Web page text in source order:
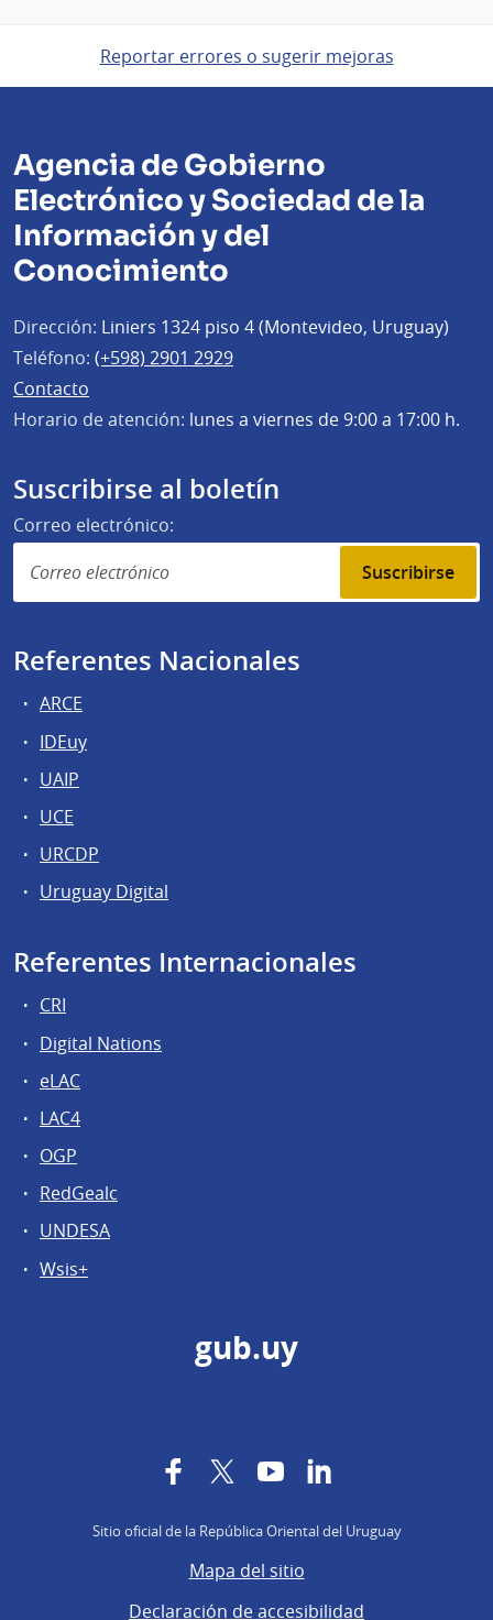
Reportar errores o sugerir mejoras
Agencia de Gobierno
Electrónico y Sociedad de la
Información y del
Conocimiento
Dirección: Liniers 1324 piso 4 (Montevideo, Uruguay)
Teléfono: (+598) 2901 2929
Contacto
Horario de atención: lunes a viernes de 9:00 a 17:00 h.
Suscribirse al boletín
Correo electrónico:
Suscribirse
Referentes Nacionales
ARCE
IDEuy
UAIP
UCE
URCDP
Uruguay Digital
Referentes Internacionales
CRI
Digital Nations
eLAC
LAC4
OGP
RedGealc
UNDESA
Wsis+
gub.uy
FacebookTwitterYouTube
Sitio oficial de la República Oriental del Uruguay
Mapa del sitio
Declaración de accesibilidad